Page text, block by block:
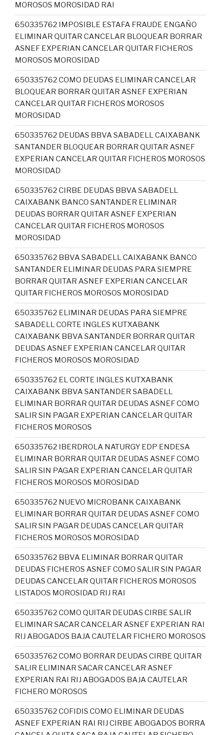
MOROSOS MOROSIDAD RAI
650335762 IMPOSIBLE ESTAFA FRAUDE ENGAÑO
ELIMINAR QUITAR CANCELAR BLOQUEAR BORRAR
ASNEF EXPERIAN CANCELAR QUITAR FICHEROS
MOROSOS MOROSIDAD
650335762 COMO DEUDAS ELIMINAR CANCELAR
BLOQUEAR BORRAR QUITAR ASNEF EXPERIAN
CANCELAR QUITAR FICHEROS MOROSOS
MOROSIDAD
650335762 DEUDAS BBVA SABADELL CAIXABANK
SANTANDER BLOQUEAR BORRAR QUITAR ASNEF
EXPERIAN CANCELAR QUITAR FICHEROS MOROSOS
MOROSIDAD
650335762 CIRBE DEUDAS BBVA SABADELL
CAIXABANK BANCO SANTANDER ELIMINAR
DEUDAS BORRAR QUITAR ASNEF EXPERIAN
CANCELAR QUITAR FICHEROS MOROSOS
MOROSIDAD
650335762 BBVA SABADELL CAIXABANK BANCO
SANTANDER ELIMINAR DEUDAS PARA SIEMPRE
BORRAR QUITAR ASNEF EXPERIAN CANCELAR
QUITAR FICHEROS MOROSOS MOROSIDAD
650335762 ELIMINAR DEUDAS PARA SIEMPRE
SABADELL CORTE INGLES KUTXABANK
CAIXABANK BBVA SANTANDER BORRAR QUITAR
DEUDAS ASNEF EXPERIAN CANCELAR QUITAR
FICHEROS MOROSOS MOROSIDAD
650335762 EL CORTE INGLES KUTXABANK
CAIXABANK BBVA SANTANDER SABADELL
ELIMINAR BORRAR QUITAR DEUDAS ASNEF COMO
SALIR SIN PAGAR EXPERIAN CANCELAR QUITAR
FICHEROS MOROSOS
650335762 IBERDROLA NATURGY EDP ENDESA
ELIMINAR BORRAR QUITAR DEUDAS ASNEF COMO
SALIR SIN PAGAR EXPERIAN CANCELAR QUITAR
FICHEROS MOROSOS MOROSIDAD
650335762 NUEVO MICROBANK CAIXABANK
ELIMINAR BORRAR QUITAR DEUDAS ASNEF COMO
SALIR SIN PAGAR DEUDAS CANCELAR QUITAR
FICHEROS MOROSOS MOROSIDAD
650335762 BBVA ELIMINAR BORRAR QUITAR
DEUDAS FICHEROS ASNEF COMO SALIR SIN PAGAR
DEUDAS CANCELAR QUITAR FICHEROS MOROSOS
LISTADOS MOROSIDAD RIJ RAI
650335762 COMO QUITAR DEUDAS CIRBE SALIR
ELIMINAR SACAR CANCELAR ASNEF EXPERIAN RAI
RIJ ABOGADOS BAJA CAUTELAR FICHERO MOROSOS
650335762 COMO BORRAR DEUDAS CIRBE QUITAR
SALIR ELIMINAR SACAR CANCELAR ASNEF
EXPERIAN RAI RIJ ABOGADOS BAJA CAUTELAR
FICHERO MOROSOS
650335762 COFIDIS COMO ELIMINAR DEUDAS
ASNEF EXPERIAN RAI RIJ CIRBE ABOGADOS BORRA